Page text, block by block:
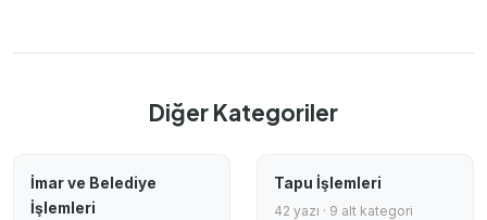
Diğer Kategoriler
İmar ve Belediye
İşlemleri
Tapu İşlemleri
42 yazı · 9 alt kategori